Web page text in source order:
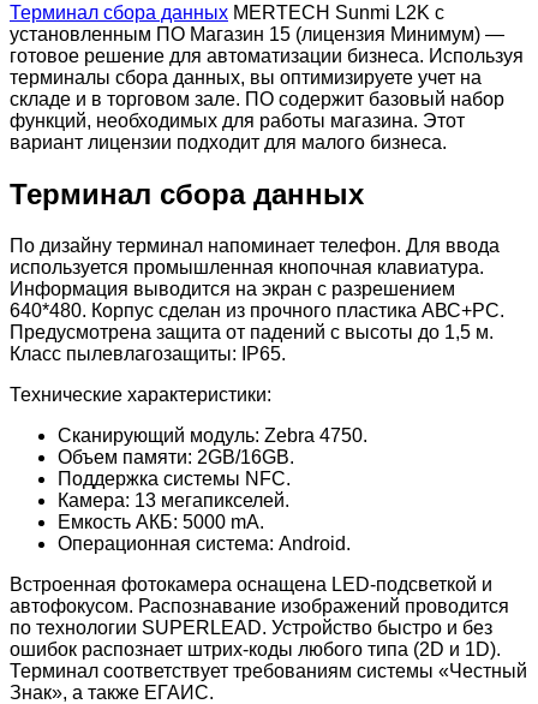
Терминал сбора данных MERTECH Sunmi L2K с
установленным ПО Магазин 15 (лицензия Минимум) —
готовое решение для автоматизации бизнеса. Используя
терминалы сбора данных, вы оптимизируете учет на
складе и в торговом зале. ПО содержит базовый набор
функций, необходимых для работы магазина. Этот
вариант лицензии подходит для малого бизнеса.
Терминал сбора данных
По дизайну терминал напоминает телефон. Для ввода
используется промышленная кнопочная клавиатура.
Информация выводится на экран с разрешением
640*480. Корпус сделан из прочного пластика АВС+РС.
Предусмотрена защита от падений с высоты до 1,5 м.
Класс пылевлагозащиты: IP65.
Технические характеристики:
Сканирующий модуль: Zebra 4750.
Объем памяти: 2GB/16GB.
Поддержка системы NFC.
Камера: 13 мегапикселей.
Емкость АКБ: 5000 mA.
Операционная система: Android.
Встроенная фотокамера оснащена LED-подсветкой и
автофокусом. Распознавание изображений проводится
по технологии SUPERLEAD. Устройство быстро и без
ошибок распознает штрих-коды любого типа (2D и 1D).
Терминал соответствует требованиям системы «Честный
Знак», а также ЕГАИС.